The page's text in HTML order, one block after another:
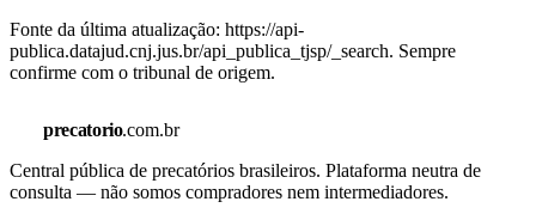
Fonte da última atualização: https://api-
publica.datajud.cnj.jus.br/api_publica_tjsp/_search. Sempre
confirme com o tribunal de origem.
precatorio.com.br
Central pública de precatórios brasileiros. Plataforma neutra de
consulta — não somos compradores nem intermediadores.